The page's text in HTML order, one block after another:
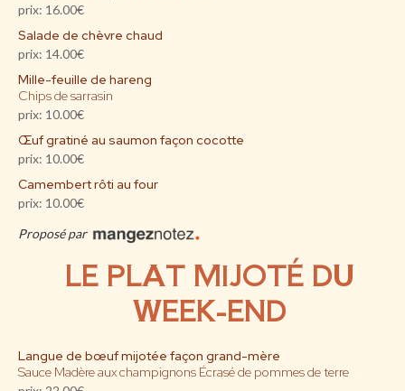
prix: 16.00€
Salade de chèvre chaud
prix: 14.00€
Mille-feuille de hareng
Chips de sarrasin
prix: 10.00€
Œuf gratiné au saumon façon cocotte
prix: 10.00€
Camembert rôti au four
prix: 10.00€
Proposé par
LE PLAT MIJOTÉ DU
WEEK-END
Langue de bœuf mijotée façon grand-mère
Sauce Madère aux champignons Écrasé de pommes de terre